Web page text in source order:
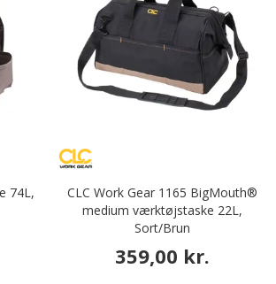
74L,
CLC Work Gear 1165 BigMouth®
medium værktøjstaske 22L,
Sort/Brun
359,00 kr.